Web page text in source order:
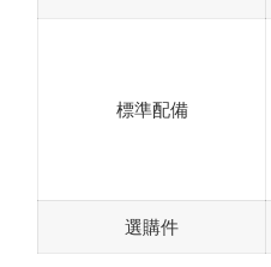
標準配備
選購件